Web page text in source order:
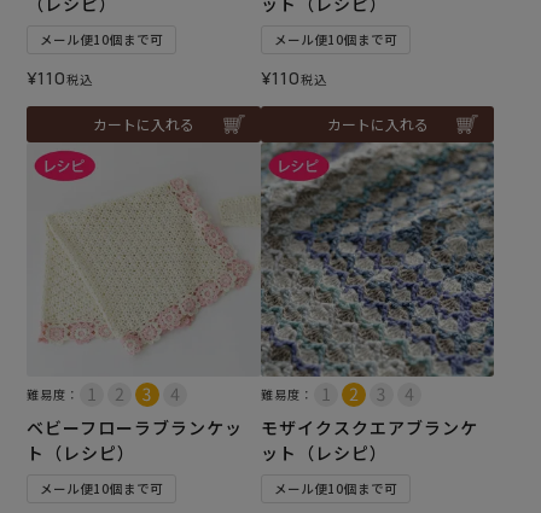
メール便10個まで可
¥110税込
カートに入れる
メール便10個まで可
¥110税込
カートに入れる
難易度：
ベビーフローラブランケッ
ト（レシピ）
メール便10個まで可
難易度：
モザイクスクエアブランケ
ット（レシピ）
メール便10個まで可